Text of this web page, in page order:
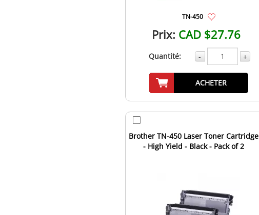
TN-450
Prix: CAD $27.76
Quantité: - +
ACHETER
Brother TN-450 Laser Toner Cartridge
- High Yield - Black - Pack of 2